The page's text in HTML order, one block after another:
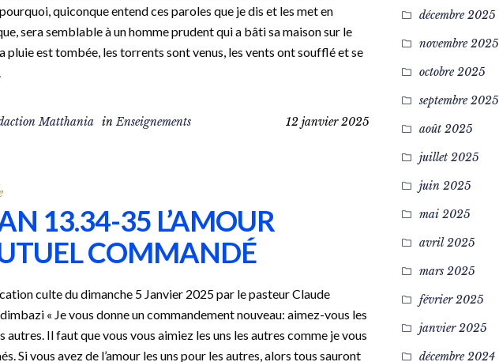
pourquoi, quiconque entend ces paroles que je dis et les met en
sera semblable à un homme prudent qui a bâti sa maison sur le
pluie est tombée, les torrents sont venus, les vents ont soufflé et se
12 janvier 2025
Matthania inEnseignements
13.34-35 L’AMOUR
COMMANDÉ
culte du dimanche 5 Janvier 2025 par le pasteur Claude
« Je vous donne un commandement nouveau: aimez-vous les
autres. Il faut que vous vous aimiez les uns les autres comme je vous
Si vous avez de l’amour les uns pour les autres, alors tous sauront
décembre 2025
novembre 2025
octobre 2025
septembre 2025
août 2025
juillet 2025
juin 2025
mai 2025
avril 2025
mars 2025
février 2025
janvier 2025
décembre 2024